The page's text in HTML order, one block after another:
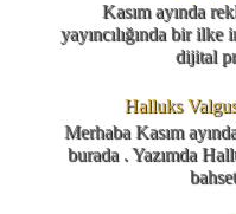
Kasım ayında
yayıncılığında bir
dijital
Halluks
Merhaba Kasım
burada . Yazımda